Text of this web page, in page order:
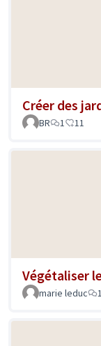
Créer des
BR
1 11
Végétaliser
marie leduc
1